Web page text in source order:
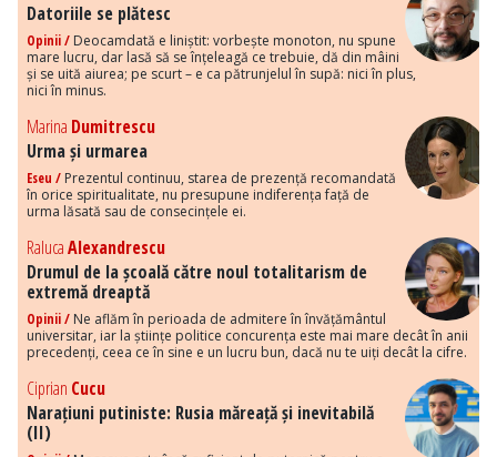
Datoriile se plătesc
Opinii / Deocamdată e liniștit: vorbește monoton, nu spune
mare lucru, dar lasă să se înțeleagă ce trebuie, dă din mâini
și se uită aiurea; pe scurt – e ca pătrunjelul în supă: nici în plus,
nici în minus.
Marina Dumitrescu
Urma și urmarea
Eseu / Prezentul continuu, starea de prezență recomandată
în orice spiritualitate, nu presupune indiferența față de
urma lăsată sau de consecințele ei.
RalucaAlexandrescu
Drumul de la școală către noul totalitarism de
extremă dreaptă
Opinii / Ne aflăm în perioada de admitere în învățământul
universitar, iar la științe politice concurența este mai mare decât în anii
precedenți, ceea ce în sine e un lucru bun, dacă nu te uiți decât la cifre.
Ciprian Cucu
Narațiuni putiniste: Rusia măreață și inevitabilă
(II)